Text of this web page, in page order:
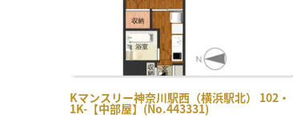
Kマンスリー神奈川駅西（横浜駅北） 102・
1K-【中部屋】(No.443331)